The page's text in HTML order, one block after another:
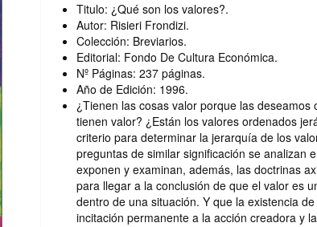
Titulo: ¿Qué son los valores?.
Autor: Risieri Frondizi.
Colección: Breviarios.
Editorial: Fondo De Cultura Económica.
Nº Páginas: 237 páginas.
Año de Edición: 1996.
¿Tienen las cosas valor porque las deseamos
tienen valor? ¿Están los valores ordenados
criterio para determinar la jerarquía de los
preguntas de similar significación se analizan
exponen y examinan, además, las doctrinas
para llegar a la conclusión de que el valor es
dentro de una situación. Y que la existencia
incitación permanente a la acción creadora y